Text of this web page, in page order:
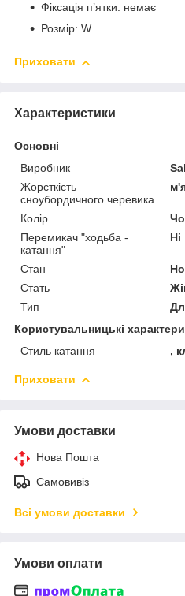
Фіксація п’ятки: немає
Розмір: W
Приховати
Характеристики
Основні
Виробник
Жорсткість
сноубордичного черевика
Колір
Перемикач "ходьба -
катання"
Ні
Стан
Стать
Тип
Користувальницькі
Стиль катання
,
Приховати
Умови доставки
Нова Пошта
Самовивіз
Всі умови доставки
Умови оплати